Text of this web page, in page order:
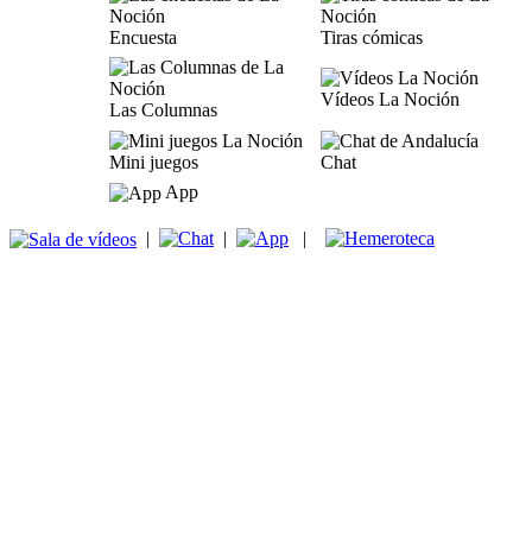
Encuesta Tiras cómicas
Las Columnas
Vídeos La Noción
Mini juegos
Chat
App
| | |